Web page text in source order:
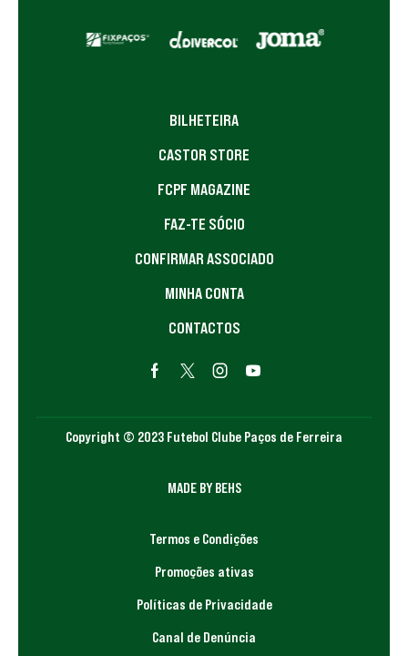
BILHETEIRA
CASTOR STORE
FCPF MAGAZINE
FAZ-TE SÓCIO
CONFIRMAR ASSOCIADO
MINHA CONTA
CONTACTOS
Copyright © 2023 Futebol Clube Paços de Ferreira
MADE BY BEHS
Termos e Condições
Promoções ativas
Políticas de Privacidade
Canal de Denúncia